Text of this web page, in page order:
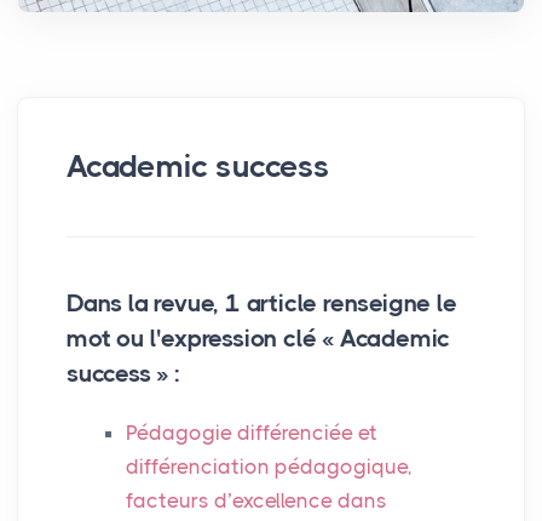
Academic success
Dans la revue, 1 article renseigne le
mot ou l'expression clé « Academic
success » :
Pédagogie différenciée et
différenciation pédagogique,
facteurs d’excellence dans